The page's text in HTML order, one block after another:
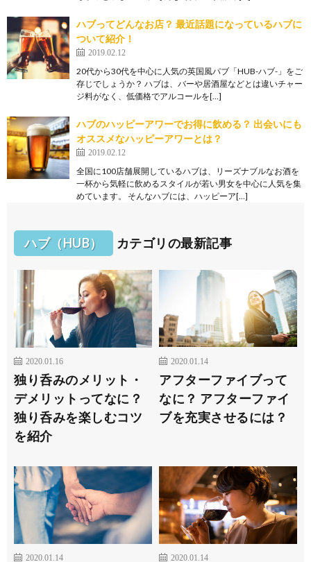
ハブってどんなお店？ 最近話題になっているハブに
ついて紹介！
2019.02.12
20代から30代を中心に人気の英国風パブ「HUB-ハブ-」をご
存じでしょうか？ ハブは、バーや居酒屋などとは違いチャー
ジ料がなく、低価格でアルコールを[…]
ハブのハッピーアワーでお得に飲める？ 出会いにも
オススメなハッピーアワーとは？
2019.02.12
全国に100店舗展開しているハブは、リーズナブルなお酒を
一杯から気軽に飲めるスタイルが若い男女を中心に人気を集
めています。 そんなハブには、ハッピーア[…]
ハブ（HUB） カテゴリの最新記事
2020.01.16
独り呑みのメリット・
デメリットってなに？
独り呑みを楽しむコツ
を紹介
2020.01.14
アフターファイブって
なに？ アフターファイ
ブを充実させるには？
2020.01.14 2020.01.14